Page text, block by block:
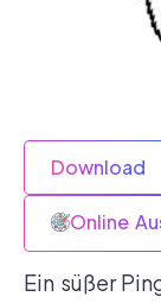
Download
Online
Ein süßer